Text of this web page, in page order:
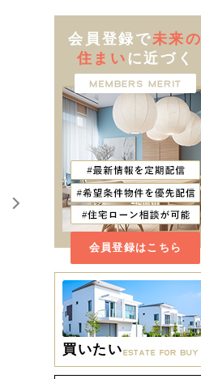
会員登録で未来の
住まい に近づく
会員登録はこちら
買いたい